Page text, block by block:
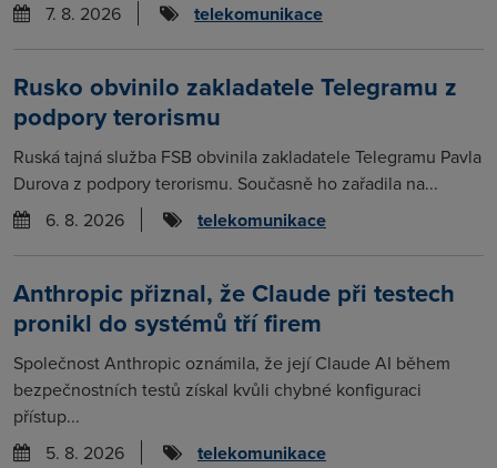
7. 8. 2026
telekomunikace
Rusko obvinilo zakladatele Telegramu z
podpory terorismu
Ruská tajná služba FSB obvinila zakladatele Telegramu Pavla
Durova z podpory terorismu. Současně ho zařadila na...
6. 8. 2026
telekomunikace
Anthropic přiznal, že Claude při testech
pronikl do systémů tří firem
Společnost Anthropic oznámila, že její Claude AI během
bezpečnostních testů získal kvůli chybné konfiguraci
přístup...
5. 8. 2026
telekomunikace